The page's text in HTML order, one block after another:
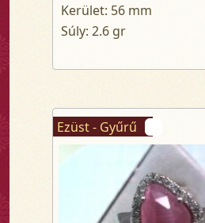
Kerület: 56 mm
Súly: 2.6 gr
Ezüst - Gyűrű